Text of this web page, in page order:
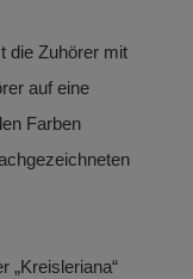
die Zuhörer mit
auf eine
Farben
„Kreisleriana“